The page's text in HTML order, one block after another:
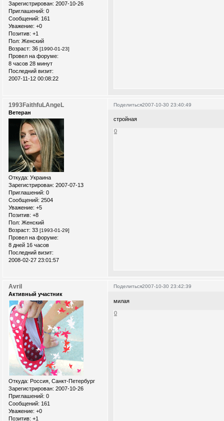
Зарегистрирован: 2007-10-26
Приглашений: 0
Сообщений: 161
Уважение: +0
Позитив: +1
Пол: Женский
Возраст: 36 [1990-01-23]
Провел на форуме:
8 часов 28 минут
Последний визит:
2007-11-12 00:08:22
Поделиться2007-10-30 23:40:49
1993FaithfuLAngeL
Ветеран
Откуда: Украина
Зарегистрирован: 2007-07-13
Приглашений: 0
Сообщений: 2504
Уважение: +5
Позитив: +8
Пол: Женский
Возраст: 33 [1993-01-29]
Провел на форуме:
8 дней 16 часов
Последний визит:
2008-02-27 23:01:57
стройная
0
Поделиться2007-10-30 23:42:39
Avril
Активный участник
Откуда: Россия, Санкт-Петербург
Зарегистрирован: 2007-10-26
Приглашений: 0
Сообщений: 161
Уважение: +0
Позитив: +1
милая
0